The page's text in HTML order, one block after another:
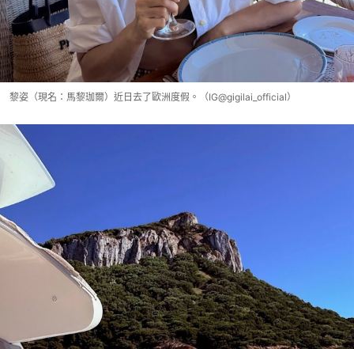
黎姿（現名：馬黎珈爾）近日去了歐洲度假。（IG@gigilai_official）